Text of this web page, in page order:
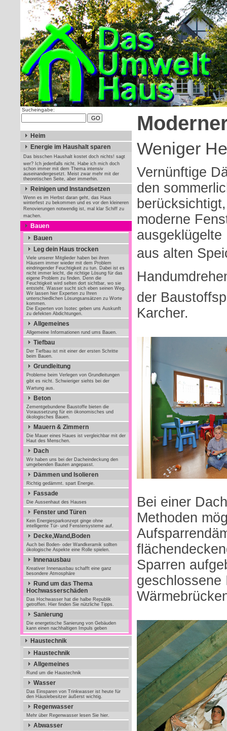
Sucheingabe:
Heim
Energie im Haushalt sparen
Das bisschen Haushalt kostet doch nichts! sagt
wer? Ich jedenfalls nicht. Habe ich mich doch
schon immer mit dem Thema intensiv
auseinandergesetzt. Meist zwar mehr mit der
theoretischen Seite, aber immerhin.
Reinigen und Instandsetzen
Wenn es im Herbst daran geht, das Haus
winterfest zu bekommen und es vor den kleineren
Renovierungen notwendig ist, mal klar Schiff zu
machen.
Bauen
Bauen
Leg dein Haus trocken
Viele unserer Mitglieder haben bei ihren
Häusern immer wieder mit dem Problem
eindringender Feuchtigkeit zu tun. Dabei ist es
nicht immer leicht, die richtige Lösung für das
eigene Problem zu finden. Denn die
Feuchtigkeit wird selten dort sichtbar, wo sie
entsteht. Wasser sucht sich eben seinen Weg.
Wir lassen hier Experten zu Ihren
unterschiedlichen Lösungsansätzen zu Worte
kommen.
Die Experten von Isotec geben uns Auskunft
zu defekten Abdichtungen.
Allgemeines
Allgemeine Informationen rund ums Bauen.
Tiefbau
Der Tiefbau ist mit einer der ersten Schritte
beim Bauen.
Grundleitung
Probleme beim Verlegen von Grundleitungen
gibt es nicht. Schwieriger siehts bei der
Wartung aus.
Beton
Zementgebundene Baustoffe bieten die
Voraussetzung für ein ökonomisches und
ökologisches Bauen.
Mauern & Zimmern
Die Mauer eines Haues ist vergleichbar mit der
Haut des Menschen.
Dach
Wir haben uns bei der Dacheindeckung den
umgebenden Bauten angepasst.
Dämmen und Isolieren
Richtig gedämmt. spart Energie.
Fassade
Die Aussenhaut des Hauses
Fenster und Türen
Kein Energiesparkonzept ginge ohne
intelligente Tür- und Fenstersysteme auf.
Decke,Wand,Boden
Auch bei Boden- oder Wandkeramik sollten
ökologische Aspekte eine Rolle spielen.
Innenausbau
Kreativer Innenausbau schafft eine ganz
besondere Atmosphäre
Rund um das Thema
Hochwasserschäden
Das Hochwasser hat die halbe Republik
getroffen. Hier finden Sie nützliche Tipps.
Sanierung
Die energetische Sanierung von Gebäuden
kann einen nachhaltigen Impuls geben
Haustechnik
Haustechnik
Allgemeines
Rund um die Haustechnik
Wasser
Das Einsparen von Trinkwasser ist heute für
den Häuslebesitzer äußerst wichtig.
Regenwasser
Mehr über Regenwasser lesen Sie hier.
Abwasser
Weniger
Vernünftige
den
moderne
aus alten
der
Karcher.
Bei einer
Methoden
Sparren
geschlossene